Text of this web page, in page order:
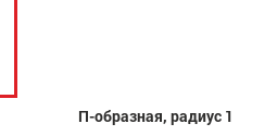
П-образная, радиус 1